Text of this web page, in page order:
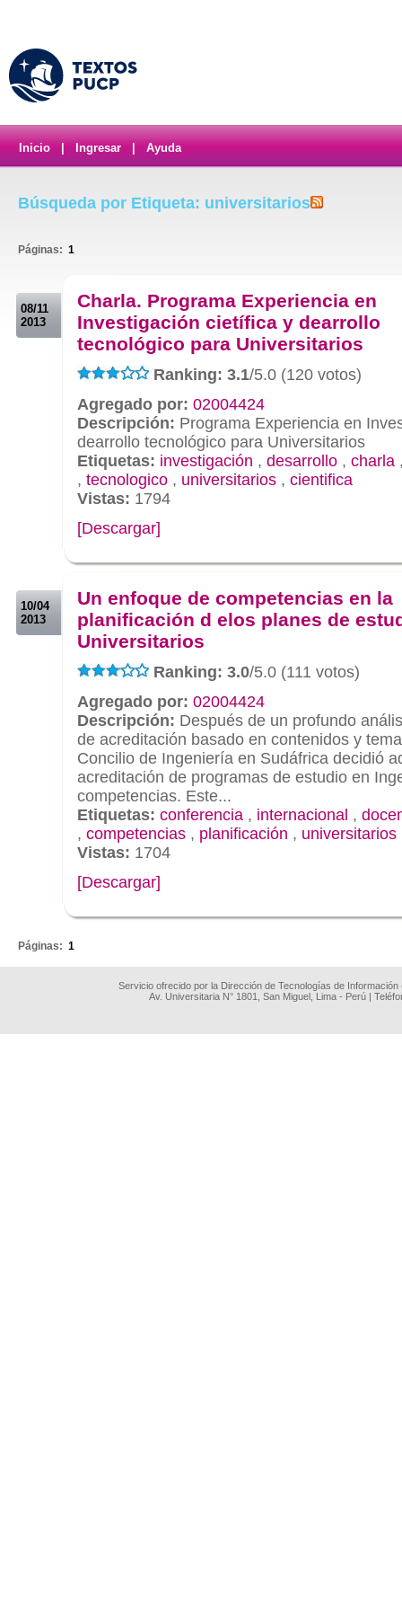
Inicio Ingresar Ayuda
Búsqueda por Etiqueta: universitarios
Páginas: 1
08/11
2013
Charla. Programa Experiencia en
Investigación cietífica y dearrollo
tecnológico para Universitarios
Ranking: 3.1/5.0 (120 votos)
Agregado por: 02004424
Descripción: Programa Experiencia en
dearrollo tecnológico para Universitarios
Etiquetas: investigación , desarrollo , charla
, tecnologico , universitarios , cientifica
Vistas: 1794
[Descargar]
10/04
2013
Un enfoque de competencias en la
planificación d elos planes de
Universitarios
Ranking: 3.0/5.0 (111 votos)
Agregado por: 02004424
Descripción: Después de un profundo
de acreditación basado en contenidos y
Concilio de Ingeniería en Sudáfrica decidió
acreditación de programas de estudio en
competencias. Este...
Etiquetas: conferencia , internacional ,
, competencias , planificación , universitarios
Vistas: 1704
[Descargar]
Páginas: 1
Servicio ofrecido por la Dirección de Tecnologías de
Av. Universitaria N° 1801, San Miguel, Lima - Perú |